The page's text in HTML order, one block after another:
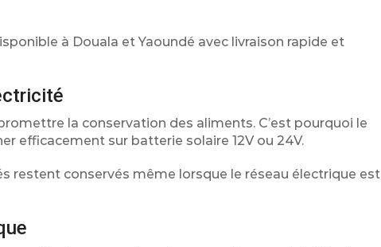
à Douala et Yaoundé avec livraison rapide et
la conservation des aliments. C’est pourquoi le
efficacement sur batterie solaire 12V ou 24V.
restent conservés même lorsque le réseau électrique est